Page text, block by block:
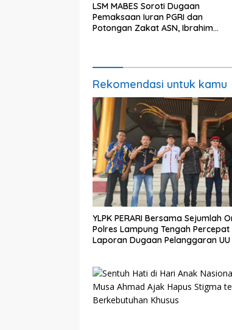
LSM MABES Soroti Dugaan
Pemaksaan Iuran PGRI dan
Potongan Zakat ASN, Ibrahim
Rekomendasi untuk kamu
YLPK PERARI Bersama Sejumlah
Polres Lampung Tengah
Laporan Dugaan Pelanggaran UU